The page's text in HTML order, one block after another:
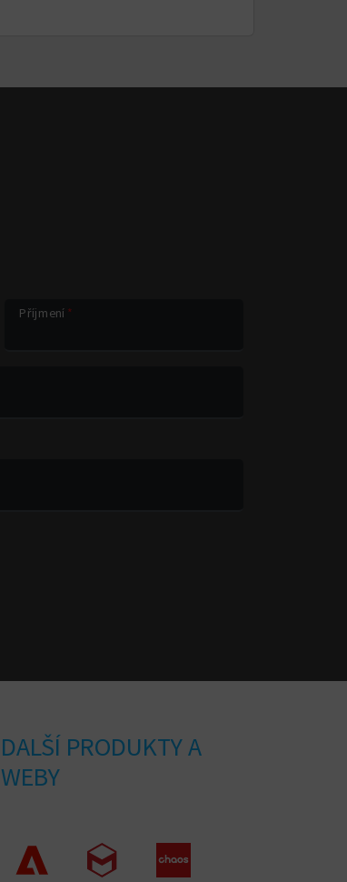
Příjmení *
DALŠÍ PRODUKTY A
WEBY